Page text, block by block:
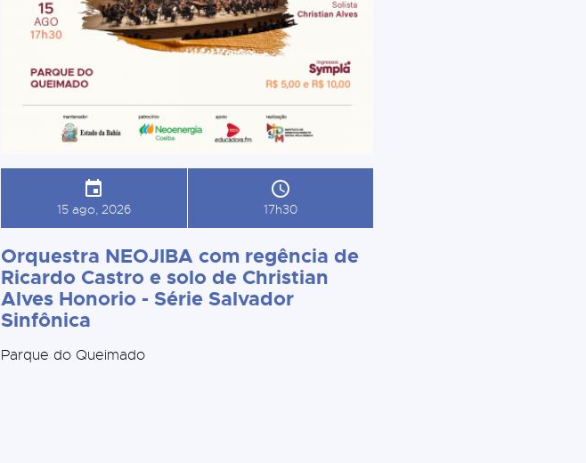
15 ago, 2026 17h30
Orquestra NEOJIBA com regência de
Ricardo Castro e solo de Christian
Alves Honorio - Série Salvador
Sinfônica
Parque do Queimado